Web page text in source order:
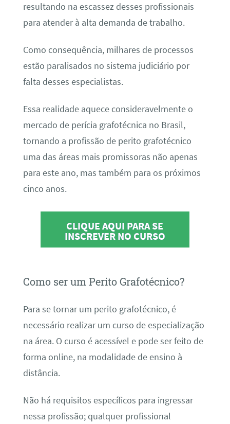
resultando na escassez desses profissionais
para atender à alta demanda de trabalho.
Como consequência, milhares de processos
estão paralisados no sistema judiciário por
falta desses especialistas.
Essa realidade aquece consideravelmente o
mercado de perícia grafotécnica no Brasil,
tornando a profissão de perito grafotécnico
uma das áreas mais promissoras não apenas
para este ano, mas também para os próximos
cinco anos.
CLIQUE AQUI PARA SE
INSCREVER NO CURSO
Como ser um Perito Grafotécnico?
Para se tornar um perito grafotécnico, é
necessário realizar um curso de especialização
na área. O curso é acessível e pode ser feito de
forma online, na modalidade de ensino à
distância.
Não há requisitos específicos para ingressar
nessa profissão; qualquer profissional